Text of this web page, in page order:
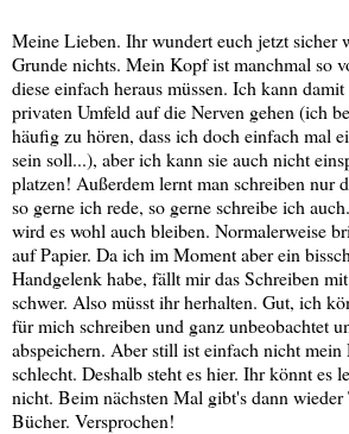
Meine Lieben. Ihr wundert euch jetzt sicher
Grunde nichts. Mein Kopf ist manchmal so
diese einfach heraus müssen. Ich kann
privaten Umfeld auf die Nerven gehen (ich
häufig zu hören, dass ich doch einfach mal
sein soll...), aber ich kann sie auch nicht
platzen! Außerdem lernt man schreiben nur
so gerne ich rede, so gerne schreibe ich
wird es wohl auch bleiben. Normalerweise
auf Papier. Da ich im Moment aber ein
Handgelenk habe, fällt mir das Schreiben
schwer. Also müsst ihr herhalten. Gut, ich
für mich schreiben und ganz unbeobachtet
abspeichern. Aber still ist einfach nicht
schlecht. Deshalb steht es hier. Ihr könnt es
nicht. Beim nächsten Mal gibt's dann
Bücher. Versprochen!